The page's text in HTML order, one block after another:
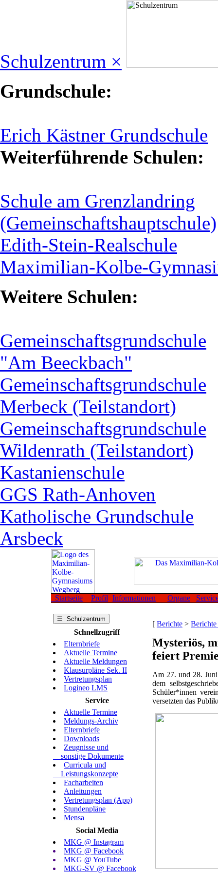
Schulzentrum ×
Grundschule:
Erich Kästner Grundschule
Weiterführende Schulen:
Schule am Grenzlandring
(Gemeinschaftshauptschule)
Edith-Stein-Realschule
Maximilian-Kolbe-
Weitere Schulen:
Gemeinschaftsgrundschule
"Am Beeckbach"
Gemeinschaftsgrundschule
Merbeck (Teilstandort)
Gemeinschaftsgrundschule
Wildenrath (Teilstandort)
Kastanienschule
GGS Rath-Anhoven
Katholische Grundschule
Arsbeck
Startseite Profil Informationen Organe
☰ Schulzentrum
Schnellzugriff
Elternbriefe
Aktuelle Termine
Aktuelle Meldungen
Klausurpläne Sek. II
Vertretungsplan
Logineo LMS
Service
Aktuelle Termine
Meldungs-Archiv
Elternbriefe
Downloads
Zeugnisse und
sonstige Dokumente
Curricula und
Leistungskonzepte
Facharbeiten
Anleitungen
Vertretungsplan (App)
Stundenpläne
Mensa
Social Media
MKG @ Instagram
MKG @ Facebook
MKG @ YouTube
MKG-SV @ Facebook
[ Berichte >
Mysteriös,
feiert
Am 27. und 28.
dem
Schüler*innen
versetzten das